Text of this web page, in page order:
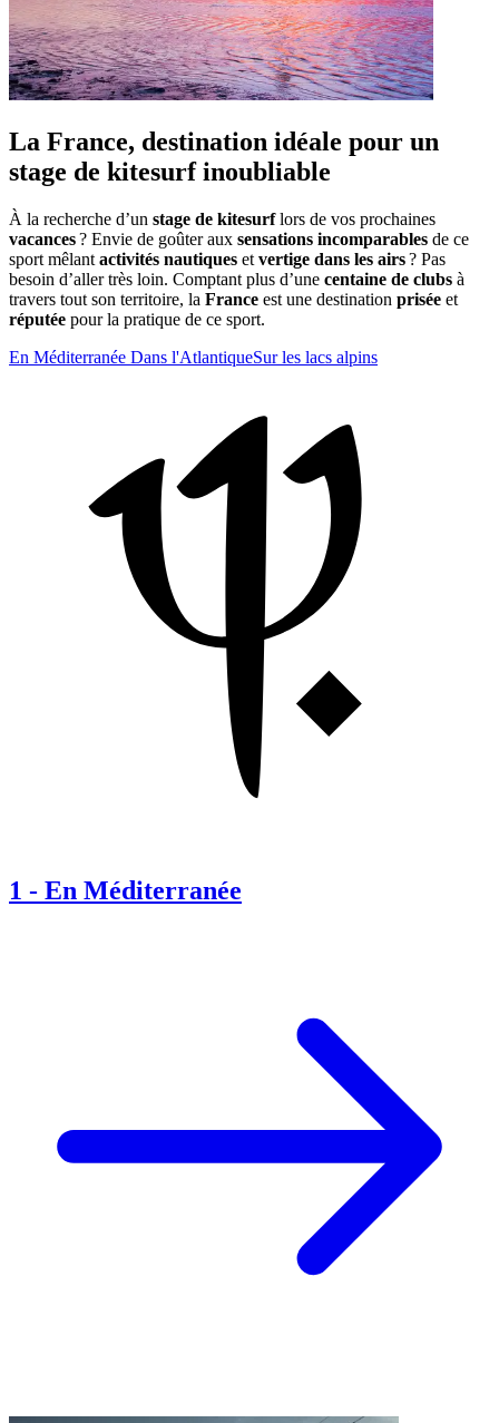
La France, destination idéale pour un
stage de kitesurf inoubliable
À la recherche d’un stage de kitesurflors de vos prochaines
vacances? Envie de goûter aux sensations incomparables de ce
sport mêlant activités nautiques et vertige dans les airs? Pas
besoin d’aller très loin. Comptant plus d’une centaine de clubs à
travers tout son territoire, la France est une destination prisée et
réputée pour la pratique de ce sport.
En Méditerranée Dans l'AtlantiqueSur les lacs alpins
1 - En Méditerranée